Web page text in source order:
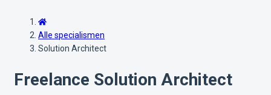
Alle specialismen
Solution Architect
Freelance Solution Architect